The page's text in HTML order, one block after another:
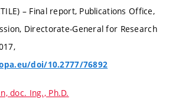
– Final report, Publications Office,
Directorate-General for Research
doi/10.2777/76892
doc. Ing., Ph.D.